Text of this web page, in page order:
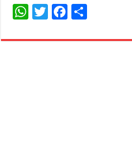
W
at
T
itt
F
c ar